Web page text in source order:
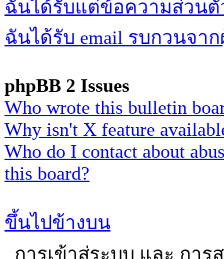
ฉันได้รับแต่ข้อความส่วนตั
ฉันได้รับ email รบกวนจา
phpBB 2 Issues
Who wrote this bulletin
Why isn't X feature
Who do I contact about
this board?
ขึ้นไปข้างบน
การเข้าสู่ระบบ และ กา